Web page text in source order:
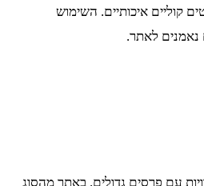
קוליים איכותיים. השימוש
עם פרסים גדולים. באתר מהסוג